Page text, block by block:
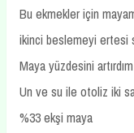
Bu ekmekler için
ikinci beslemeyi ertesi
Maya yüzdesini
Un ve su ile otoliz iki
%33 ekşi maya